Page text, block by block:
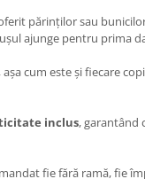
părinților sau
ajunge pentru prima
cum este și fiecare
inclus, garantând
fie fără ramă, fie